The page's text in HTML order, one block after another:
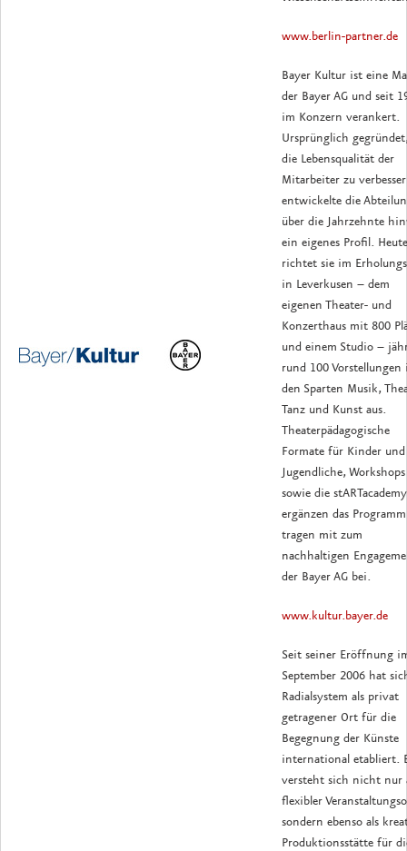
www.berlin-partner.de
Bayer Kultur ist eine
der Bayer AG und seit
im Konzern verankert.
Ursprünglich
die Lebensqualität der
Mitarbeiter zu
entwickelte die
über die Jahrzehnte
ein eigenes Profil. Heute
richtet sie im
in Leverkusen – dem
eigenen Theater- und
Konzerthaus mit 800
und einem Studio –
rund 100 Vorstellungen
den Sparten Musik,
Tanz und Kunst aus.
Theaterpädagogische
Formate für Kinder und
Jugendliche, Workshops
sowie die stARTacademy
ergänzen das
tragen mit zum
nachhaltigen
der Bayer AG bei.
www.kultur.bayer.de
Seit seiner Eröffnung
September 2006 hat
Radialsystem als privat
getragener Ort für die
Begegnung der Künste
international etabliert.
versteht sich nicht nur
flexibler
sondern ebenso als
Produktionsstätte für